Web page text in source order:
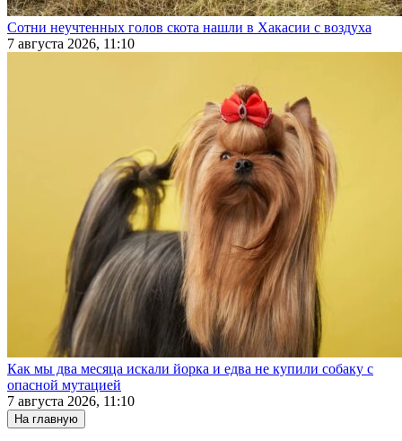
Сотни неучтенных голов скота нашли в Хакасии с воздуха
7 августа 2026, 11:10
Как мы два месяца искали йорка и едва не купили собаку с
опасной мутацией
7 августа 2026, 11:10
На главную